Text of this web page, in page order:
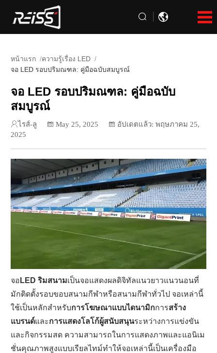
หน้าแรก
ความรู้เรื่อง LED
จอ LED รอบปริมณฑล: คู่มือฉบับสมบูรณ์
จอ LED รอบปริมณฑล: คู่มือฉบับ
สมบูรณ์
ไรส์-ลู May 25, 2025
อัปเดตแล้ว: พฤษภาคม 25,
2025
จอ LED ริมสนามเป็นจอแสดงผลดิจิทัลแนวยาวแนวนอนที่
มักติดตั้งรอบขอบสนามกีฬาหรือสนามกีฬาทั่วไป จอเหล่านี้
ใช้เป็นหลักสำหรับการโฆษณาแบบไดนามิกการสร้าง
แบรนด์และการแสดงโลโก้ผู้สนับสนุนระหว่างการแข่งขัน
และกิจกรรมสด ความสามารถในการแสดงภาพและแอนิเม
ชั่นคุณภาพสูงแบบเรียลไทม์ทำให้จอเหล่านี้เป็นเครื่องมือ